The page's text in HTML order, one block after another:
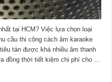
tại HCM? Việc lựa chọn loại
cầu thi công cách âm karaoke
tán được khá nhiều âm thanh
đồng thời tiết kiệm chi phí cho …